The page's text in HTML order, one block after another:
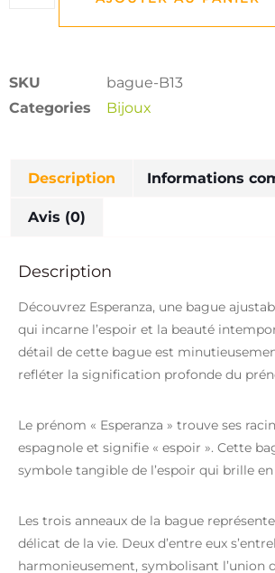
SKU
bague-B13
Categories
Bijoux
Description Informations
Avis (0)
Description
Découvrez Esperanza, une bague
qui incarne l’espoir et la beauté
détail de cette bague est
refléter la signification profonde du
Le prénom « Esperanza » trouve ses
espagnole et signifie « espoir ». Cette
symbole tangible de l’espoir qui brille
Les trois anneaux de la bague
délicat de la vie. Deux d’entre eux
harmonieusement, symbolisant l’union